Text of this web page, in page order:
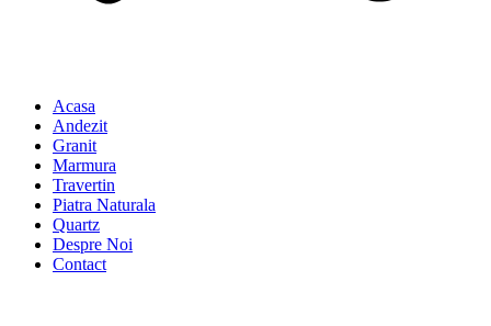
Acasa
Andezit
Granit
Marmura
Travertin
Piatra Naturala
Quartz
Despre Noi
Contact